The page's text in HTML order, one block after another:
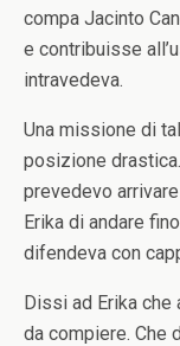
compa Jacinto
e contribuisse
intravedeva.
Una missione di
posizione
prevedevo
Erika di andare
difendeva con
Dissi ad Erika che
da compiere. Che